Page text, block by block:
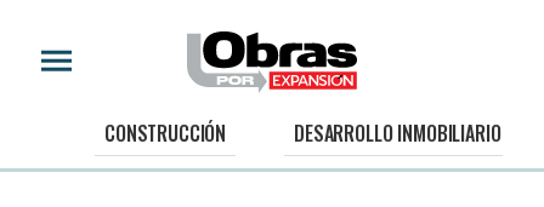
CONSTRUCCIÓN DESARROLLO INMOBILIARIO